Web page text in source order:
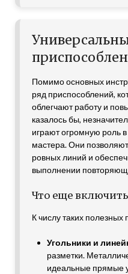
Помимо основных
ряд приспособлений,
облегчают работу и
казалось бы,
играют огромную роль
мастера. Они
ровных линий и
выполнении
Что еще включить
К числу таких полезных
Угольники и
разметки.
идеальные прямые